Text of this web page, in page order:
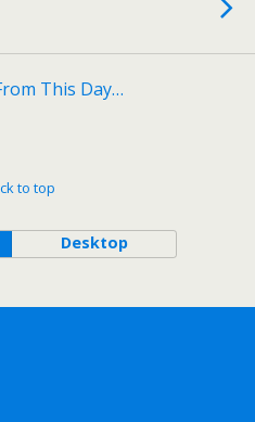
This Day…
to top
Desktop